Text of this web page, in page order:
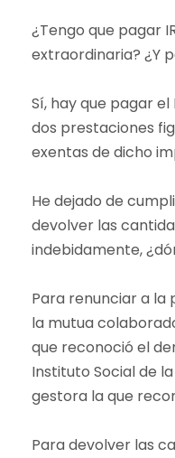
¿Tengo que pagar
extraordinaria? ¿Y
Sí, hay que pagar el
dos prestaciones
exentas de dicho
He dejado de
devolver las
indebidamente,
Para renunciar a la
la mutua
que reconoció el
Instituto Social de
gestora la que
Para devolver las